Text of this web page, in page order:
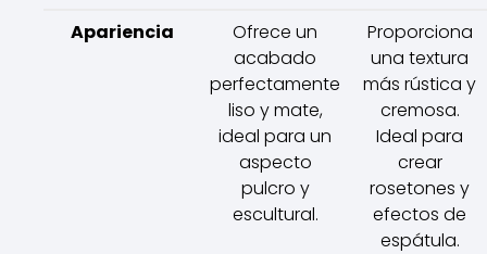
Apariencia
Ofrece un
acabado
perfectamente
liso y mate,
ideal para un
aspecto
pulcro y
escultural.
Proporciona
una textura
más rústica y
cremosa.
Ideal para
crear
rosetones y
efectos de
espátula.